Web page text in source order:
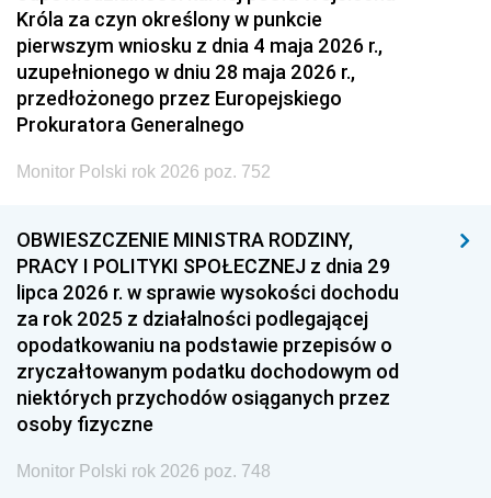
Króla za czyn określony w punkcie
pierwszym wniosku z dnia 4 maja 2026 r.,
uzupełnionego w dniu 28 maja 2026 r.,
przedłożonego przez Europejskiego
Prokuratora Generalnego
Monitor Polski rok 2026 poz. 752
OBWIESZCZENIE MINISTRA RODZINY,
PRACY I POLITYKI SPOŁECZNEJ z dnia 29
lipca 2026 r. w sprawie wysokości dochodu
za rok 2025 z działalności podlegającej
opodatkowaniu na podstawie przepisów o
zryczałtowanym podatku dochodowym od
niektórych przychodów osiąganych przez
osoby fizyczne
Monitor Polski rok 2026 poz. 748